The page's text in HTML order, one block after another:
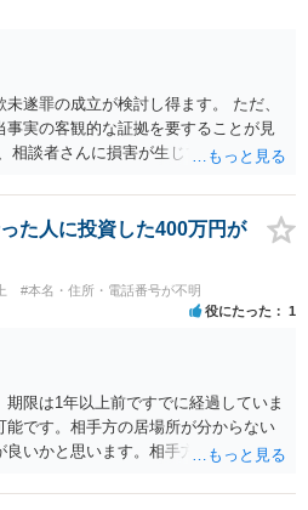
から，記名を気にしていない方だと
すぎませんから，窃盗罪は成立せず，
ません。 【弁償してもらうことは可能
不法行為に基づく損害賠償請求が問題
害賠償請求は，故意だけではなく過
まして，弁償してもらうことは可能で
わかることが重要にはなります。
遂罪の成立が検討し得ます。 ただ、
事実の客観的な証拠を要することが見
相談者さんに損害が生じていない以
相談を検討ください。 上記、ご参考
た人に投資した400万円が
#本名・住所・電話番号が不明
役にたった 1
限は1年以上前ですでに経過していま
です。相手方の居場所が分からない
いかと思います。相手方の居場所が